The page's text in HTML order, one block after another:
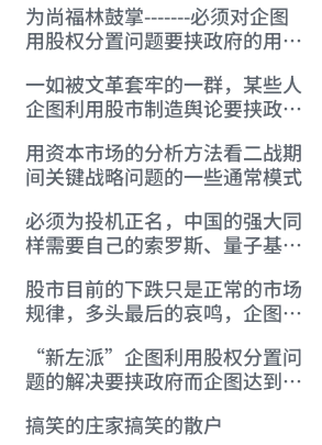
为尚福林鼓掌-------必须对企图
用股权分置问题要挟政府的用法
一如被文革套牢的一群，某些人
企图利用股市制造舆论要挟政
用资本市场的分析方法看二战期
间关键战略问题的一些通常模式
必须为投机正名，中国的强大同
样需要自己的索罗斯、量子基金
股市目前的下跌只是正常的市场
规律，多头最后的哀鸣，企图制
为？ (2004-9-10)
“新左派”企图利用股权分置问
题的解决要挟政府而企图达到不
搞笑的庄家搞笑的散户